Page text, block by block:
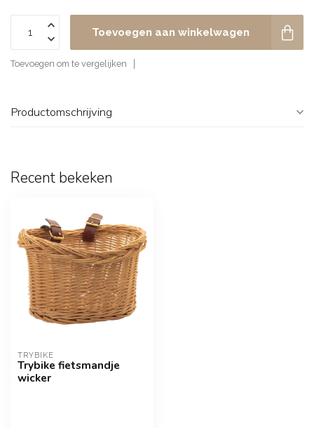
Toevoegen aan winkelwagen
Toevoegen om te vergelijken
Productomschrijving
Recent bekeken
TRYBIKE
Trybike fietsmandje
wicker